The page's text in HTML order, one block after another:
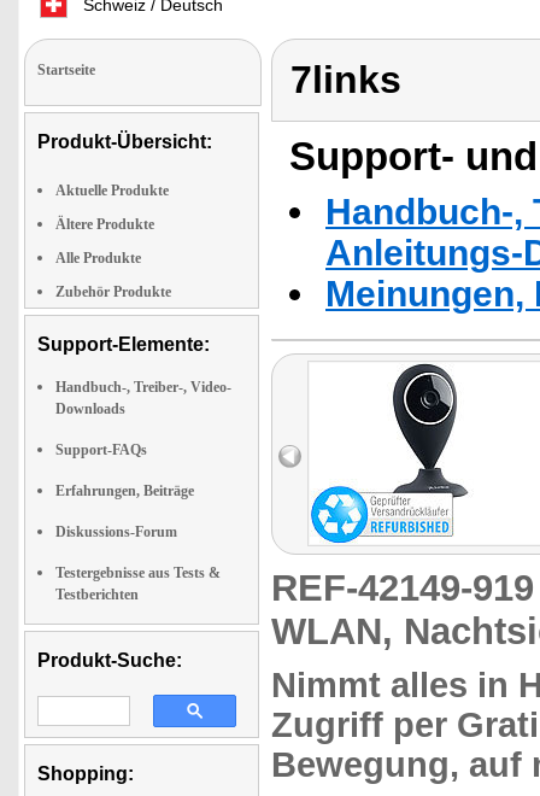
Schweiz / Deutsch
Startseite
Produkt-Übersicht:
Aktuelle Produkte
Ältere Produkte
Alle Produkte
Zubehör Produkte
Support-Elemente:
Handbuch-, Treiber-, Video-
Downloads
Support-FAQs
Erfahrungen, Beiträge
Diskussions-Forum
Testergebnisse aus Tests &
Testberichten
Produkt-Suche:
Shopping:
7links
Support-
Handbuch-,
Anleitungs-
REF-42149-
WLAN,
Nimmt alles in
Zugriff per
Bewegung, auf